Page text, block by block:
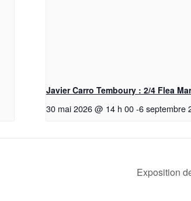
Javier Carro Temboury : 2/4 Flea
30 mai 2026 @ 14 h 00 -6 septembre
Exposition